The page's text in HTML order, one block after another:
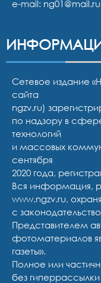
e-mail: ng01@mail.ru
Сетевое издание
сайта
ngzv.ru)
по надзору в
технологий
и массовых
сентября
2020 года,
Вся информация,
www.ngzv.ru,
с
Представителем
фотоматериалов
газеты».
Полное или
без